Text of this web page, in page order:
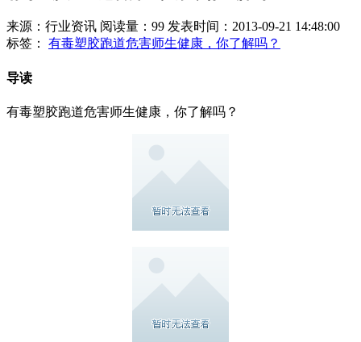
来源：行业资讯 阅读量：99 发表时间：2013-09-21 14:48:00
标签： 有毒塑胶跑道危害师生健康，你了解吗？
导读
有毒塑胶跑道危害师生健康，你了解吗？